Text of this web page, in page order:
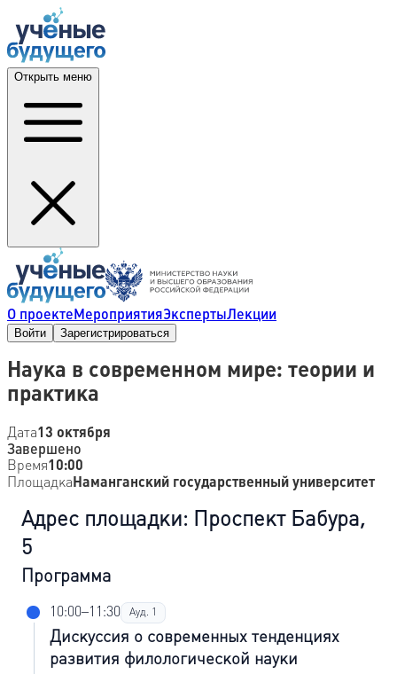
Открыть меню
О проекте Мероприятия Эксперты Лекции
Войти Зарегистрироваться
Наука в современном мире: теории и
практика
Дата13 октября
Завершено
Время10:00
Площадка Наманганский государственный университет
Адрес площадки: Проспект Бабура,
5
Программа
10:00–11:30 Ауд. 1
Дискуссия о современных тенденциях
развития филологической науки